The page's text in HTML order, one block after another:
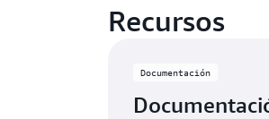
Recursos
Documentación